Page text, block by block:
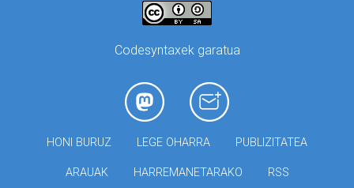
Codesyntaxek garatua
HONI BURUZ LEGE OHARRA PUBLIZITATEA
ARAUAK HARREMANETARAKO RSS